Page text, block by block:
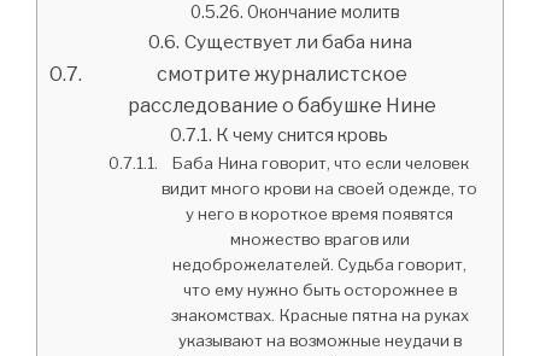
Окончание молитв
Существует ли баба нина
смотрите журналистское
расследование о бабушке Нине
К чему снится кровь
Баба Нина говорит, что если человек
видит много крови на своей одежде, то
у него в короткое время появятся
множество врагов или
недоброжелателей. Судьба говорит,
что ему нужно быть осторожнее в
знакомствах. Красные пятна на руках
указывают на возможные неудачи в